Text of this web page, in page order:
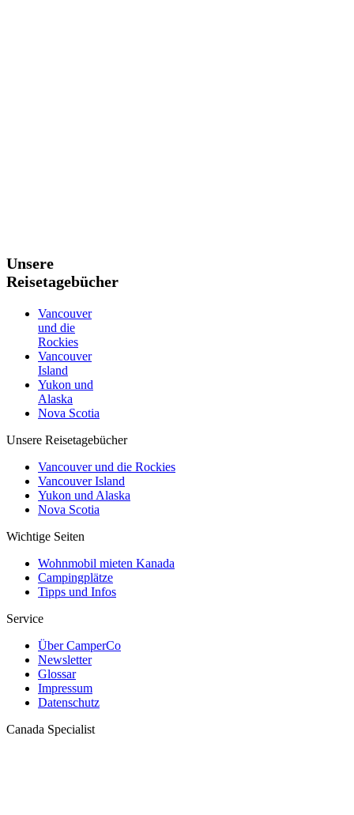
Unsere
Reisetagebücher
Vancouver
und die
Rockies
Vancouver
Island
Yukon und
Alaska
Nova Scotia
Unsere Reisetagebücher
Vancouver und die Rockies
Vancouver Island
Yukon und Alaska
Nova Scotia
Wichtige Seiten
Wohnmobil mieten Kanada
Campingplätze
Tipps und Infos
Service
Über CamperCo
Newsletter
Glossar
Impressum
Datenschutz
Canada Specialist